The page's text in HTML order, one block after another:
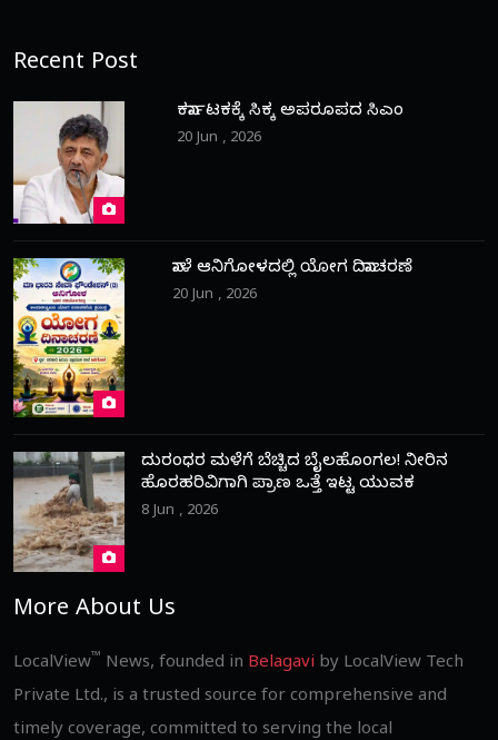
Recent Post
ಕರ್ನಾಟಕಕ್ಕೆ ಸಿಕ್ಕ ಅಪರೂಪದ ಸಿಎಂ
20 Jun , 2026
ನಾಳೆ ಆನಿಗೋಳದಲ್ಲಿ ಯೋಗ ದಿನಾಚರಣೆ
20 Jun , 2026
ದುರಂಧರ ಮಳೆಗೆ ಬೆಚ್ಚಿದ ಬೈಲಹೊಂಗಲ! ನೀರಿನ
ಹೊರಹರಿವಿಗಾಗಿ ಪ್ರಾಣ ಒತ್ತೆ ಇಟ್ಟ ಯುವಕ
8 Jun , 2026
More About Us
LocalView™ News, founded in Belagavi by LocalView Tech
Private Ltd., is a trusted source for comprehensive and
timely coverage, committed to serving the local